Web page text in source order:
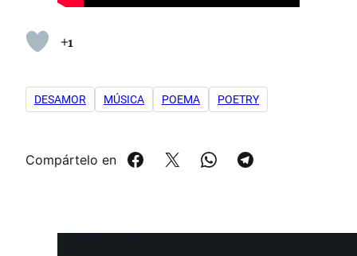
+1
DESAMOR MÚSICA POEMA POETRY
Compártelo en